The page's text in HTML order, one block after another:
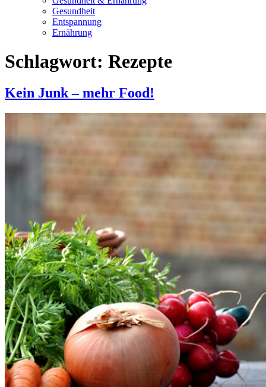
Gesundheit
Entspannung
Ernährung
Schlagwort: Rezepte
Kein Junk – mehr Food!